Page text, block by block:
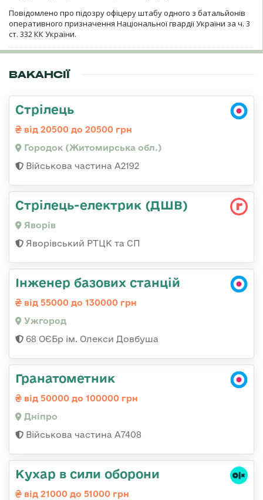
Повідомлено про підозру офіцеру штабу одного з батальйонів
оперативного призначення Національної гвардії України за ч. 3
ст. 332 КК України.
ВАКАНСІЇ
Стрілець
від 20500 до 20500 грн
Городок (Житомирська обл.)
Військова частина А2192
Стрілець-електрик (ДШВ)
Яворів
Яворівський РТЦК та СП
Інженер базових станцій
від 55000 до 130000 грн
Ужгород
68 ОЄБр ім. Олекси Довбуша
Гранатометник
від 50000 до 100000 грн
Дніпро
Військова частина А7408
Кухар в сили оборони
від 21000 до 51000 грн